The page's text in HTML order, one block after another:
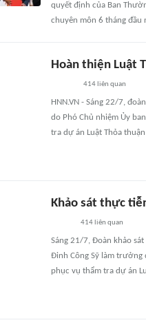
quyết định của Ban
chuyên môn 6 tháng đầu
Hoàn thiện Luật
414liên quan
HNN.VN - Sáng 22/7,
do Phó Chủ nhiệm Ủy
tra dự án Luật Thỏa
Khảo sát thực
414liên quan
Sáng 21/7, Đoàn khảo
Đinh Công Sỹ làm trưởng
phục vụ thẩm tra dự án